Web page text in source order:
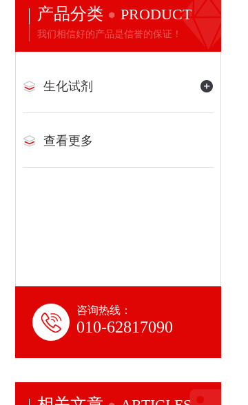
产品分类 PRODUCT
我们相信好的产品是信誉的保证！
生化试剂
查看更多
咨询热线：
010-62817090